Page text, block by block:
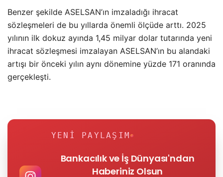
Benzer şekilde ASELSAN’ın imzaladığı ihracat
sözleşmeleri de bu yıllarda önemli ölçüde arttı. 2025
yılının ilk dokuz ayında 1,45 milyar dolar tutarında yeni
ihracat sözleşmesi imzalayan ASELSAN’ın bu alandaki
artışı bir önceki yılın aynı dönemine yüzde 171 oranında
gerçekleşti.
YENI PAYLAŞIM
Bankacılık ve İş Dünyası'ndan
Haberiniz Olsun